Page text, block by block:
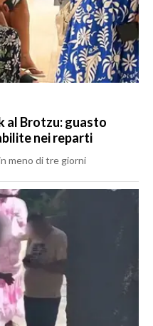
al Brotzu: guasto
nei reparti
meno di tre giorni